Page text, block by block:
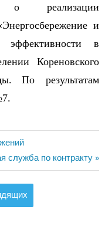
о реализации
Энергосбережение и
эффективности в
Кореновского
.
По результатам
7.
служба по контракту